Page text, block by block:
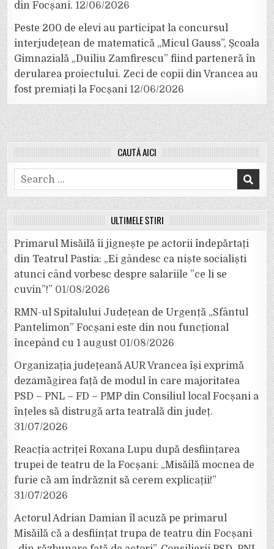
din Focșani. 12/06/2026
Peste 200 de elevi au participat la concursul
interjudețean de matematică „Micul Gauss”, Școala
Gimnazială „Duiliu Zamfirescu” fiind parteneră în
derularea proiectului. Zeci de copii din Vrancea au
fost premiați la Focșani 12/06/2026
CAUTĂ AICI
Search
for:
ULTIMELE ȘTIRI
Primarul Misăilă îi jignește pe actorii îndepărtați
din Teatrul Pastia: „Ei gândesc ca niște socialiști
atunci când vorbesc despre salariile ”ce li se
cuvin”!” 01/08/2026
RMN-ul Spitalului Județean de Urgență „Sfântul
Pantelimon” Focșani este din nou funcțional
începând cu 1 august 01/08/2026
Organizația județeană AUR Vrancea își exprimă
dezamăgirea față de modul în care majoritatea
PSD – PNL – FD – PMP din Consiliul local Focșani a
înțeles să distrugă arta teatrală din județ.
31/07/2026
Reacția actriței Roxana Lupu după desființarea
trupei de teatru de la Focșani: „Misăilă mocnea de
furie că am îndrăznit să cerem explicații!”
31/07/2026
Actorul Adrian Damian îl acuză pe primarul
Misăilă că a desființat trupa de teatru din Focșani